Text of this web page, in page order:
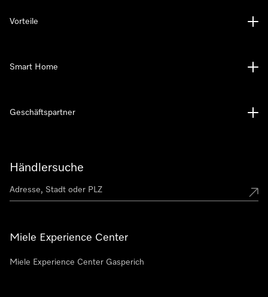
Händlersuche
Miele Experience Center
Miele Experience Center Gasperich
Vorteile
Smart Home
Geschäftspartner